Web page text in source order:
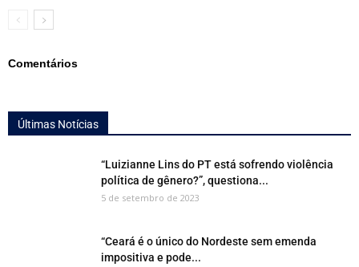
Comentários
Últimas Notícias
“Luizianne Lins do PT está sofrendo violência
política de gênero?”, questiona...
5 de setembro de 2023
“Ceará é o único do Nordeste sem emenda
impositiva e pode...